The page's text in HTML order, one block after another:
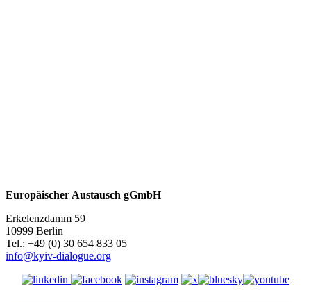
Europäischer Austausch gGmbH
Erkelenzdamm 59
10999 Berlin
Теl.: +49 (0) 30 654 833 05
info@kyiv-dialogue.org